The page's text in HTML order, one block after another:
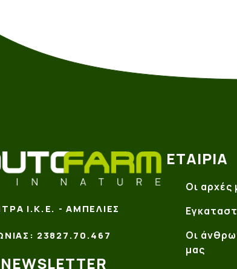
Ι.Κ.Ε. - ΑΜΠΕΛΙΈΣ
23827.70.467
ΕΤΑΙΡΊΑ
Οι αρχές
Οι
μας